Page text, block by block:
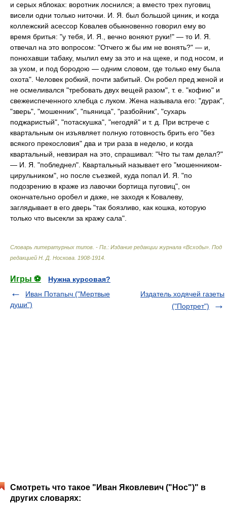
и серых яблоках: воротник лоснился; а вместо трех пуговиц
висели одни только ниточки. И. Я. был большой циник, и когда
коллежский асессор Ковалев обыкновенно говорил ему во
время бритья: "у тебя, И. Я., вечно воняют руки!" — то И. Я.
отвечал на это вопросом: "Отчего ж бы им не вонять?" — и,
понюхавши табаку, мылил ему за это и на щеке, и под носом, и
за ухом, и под бородою — одним словом, где только ему была
охота". Человек робкий, почти забитый. Он робел пред женой и
не осмеливался "требовать двух вещей разом", т. е. "кофию" и
свежеиспеченного хлебца с луком. Жена называла его: "дурак",
"зверь", "мошенник", "пьяница", "разбойник", "сухарь
поджаристый", "потаскушка", "негодяй" и т. д. При встрече с
квартальным он изъявляет полную готовность брить его "без
всякого прекословия" два и три раза в неделю, и когда
квартальный, невзирая на это, спрашивал: "Что ты там делал?"
— И. Я. "побледнел". Квартальный называет его "мошенником-
цирульником", но после съезжей, куда попал И. Я. "по
подозрению в краже из лавочки бортища пуговиц", он
окончательно оробел и даже, не заходя к Ковалеву,
заглядывает в его дверь "так боязливо, как кошка, которую
только что высекли за кражу сала".
Словарь литературных типов. - Пг.: Издание редакции журнала «Всходы» Под
редакцией Н. Д. Носкова 1908-1914
Игры ⚽
Нужна курсовая?
Иван Потапыч ("Мертвые
души")
Издатель ходячей газеты
("Портрет")
Смотреть что такое "Иван Яковлевич ("Нос")" в
других словарях: